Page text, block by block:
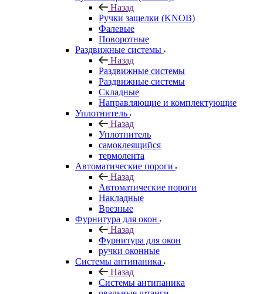
Назад
Ручки защелки (KNOB)
Фалевые
Поворотные
Раздвижные системы
Назад
Раздвижные системы
Раздвижные системы
Складные
Направляющие и комплектующие
Уплотнитель
Назад
Уплотнитель
самоклеящийся
термолента
Автоматические пороги
Назад
Автоматические пороги
Накладные
Врезные
Фурнитура для окон
Назад
Фурнитура для окон
ручки оконные
Системы антипаника
Назад
Системы антипаника